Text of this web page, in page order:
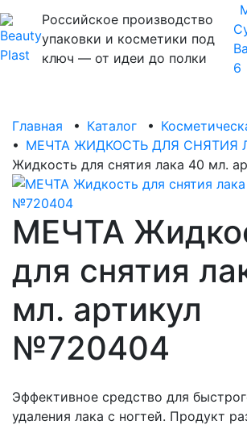
Российское производство
упаковки и косметики под
ключ — от идеи до полки
6
Главная • Каталог •
• МЕЧТА ЖИДКОСТЬ ДЛЯ СНЯТИЯ
Жидкость для снятия лака 40 мл.
МЕЧТА
для снятия
мл. артикул
№720404
Эффективное средство для
удаления лака с ногтей. Продукт